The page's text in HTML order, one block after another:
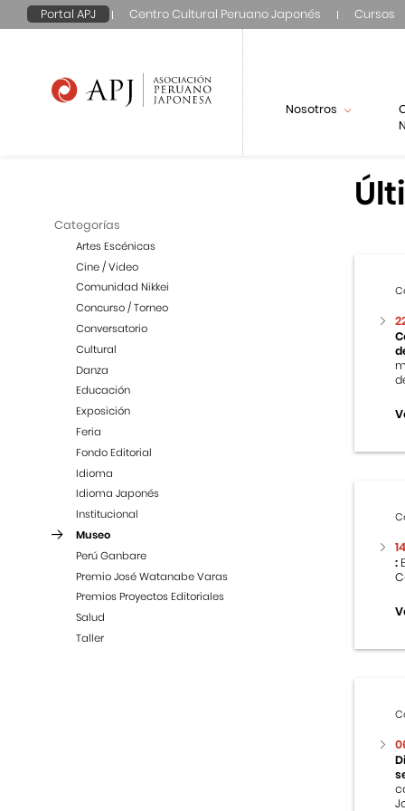
Portal APJ Centro Cultural Peruano Japonés Cursos
Nosotros
Categorías
Artes Escénicas
Cine / Video
Comunidad Nikkei
Concurso / Torneo
Conversatorio
Cultural
Danza
Educación
Exposición
Feria
Fondo Editorial
Idioma
Idioma Japonés
Institucional
Museo
Perú Ganbare
Premio José Watanabe Varas
Premios Proyectos Editoriales
Salud
Taller
: